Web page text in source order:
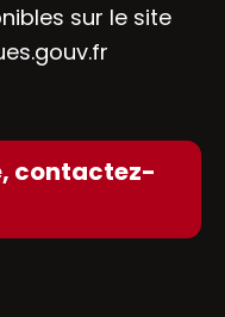
sur le site
contactez-